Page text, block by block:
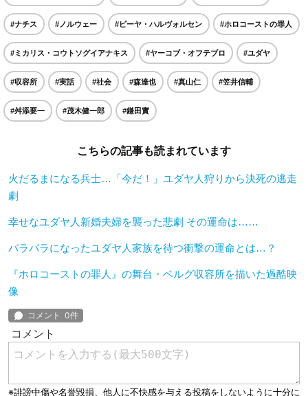
#ナチス #ノルウェー #ピーヤ・ハルヴォルセン #ホロコーストの罪人
#ミカリス・コウトソグイアナキス #ヤーコブ・オフテブロ #ユダヤ
#収容所 #実話 #社会 #森達也 #真山仁 #笠井信輔
#舛添要一 #茂木健一郎 #鎌田實
こちらの記事も読まれています
火だるまになる兵士…「今だ！」ユダヤ人狩りから決死の逃走
劇
幸せなユダヤ人新婚夫婦を襲った悲劇 その運命は……
バラバラになったユダヤ人家族を待つ衝撃の運命とは…？
『ホロコーストの罪人』の舞台・ベルグ収容所を描いた過酷映
像